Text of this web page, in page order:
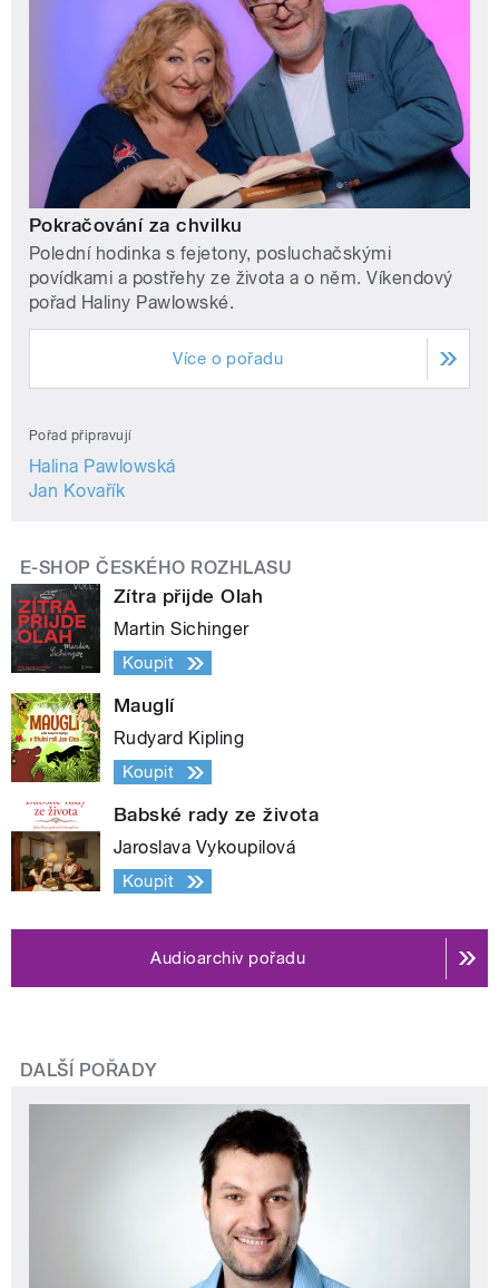
Pokračování za chvilku
Polední hodinka s fejetony, posluchačskými
povídkami a postřehy ze života a o něm. Víkendový
pořad Haliny Pawlowské.
Více o pořadu
Pořad připravují
Halina Pawlowská
Jan Kovařík
E-SHOP ČESKÉHO ROZHLASU
Zítra přijde Olah
Martin Sichinger
Koupit
Mauglí
Rudyard Kipling
Koupit
Babské rady ze života
Jaroslava Vykoupilová
Koupit
Audioarchiv pořadu
DALŠÍ POŘADY